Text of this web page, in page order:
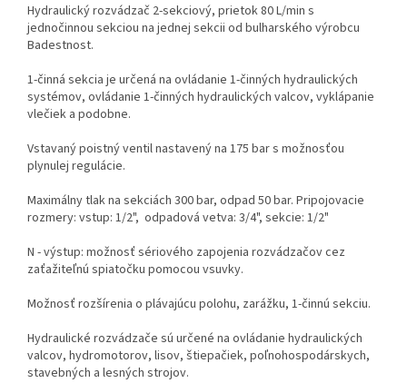
Hydraulický rozvádzač 2-sekciový, prietok 80 L/min s
jednočinnou sekciou na jednej sekcii od bulharského výrobcu
Badestnost.
1-činná sekcia je určená na ovládanie 1-činných hydraulických
systémov, ovládanie 1-činných hydraulických valcov, vyklápanie
vlečiek a podobne.
Vstavaný poistný ventil nastavený na 175 bar s možnosťou
plynulej regulácie.
Maximálny tlak na sekciách 300 bar, odpad 50 bar. Pripojovacie
rozmery: vstup: 1/2", odpadová vetva: 3/4", sekcie: 1/2"
N - výstup: možnosť sériového zapojenia rozvádzačov cez
zaťažiteľnú spiatočku pomocou vsuvky.
Možnosť rozšírenia o plávajúcu polohu, zarážku, 1-činnú sekciu.
Hydraulické rozvádzače sú určené na ovládanie hydraulických
valcov, hydromotorov, lisov, štiepačiek, poľnohospodárskych,
stavebných a lesných strojov.